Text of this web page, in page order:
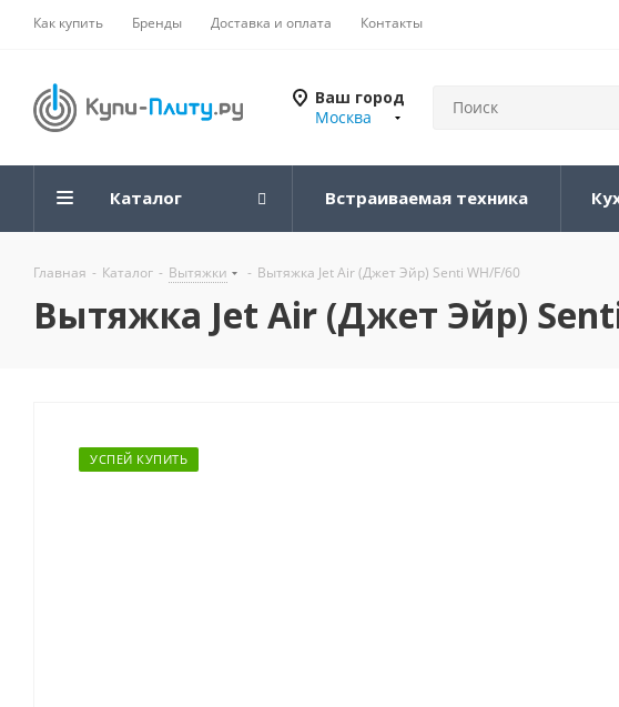
Как купить Бренды Доставка и оплата Контакты
Ваш город
Москва
Каталог Встраиваемая техника
Главная - Каталог - Вытяжки - Вытяжка Jet Air (Джет Эйр) Senti WH/F/60
Вытяжка Jet Air (Джет Эйр)
УСПЕЙ КУПИТЬ